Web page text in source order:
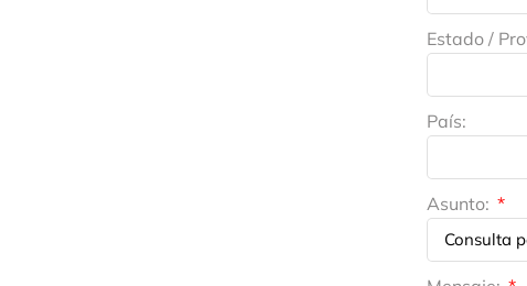
Estado /
País:
Asunto: